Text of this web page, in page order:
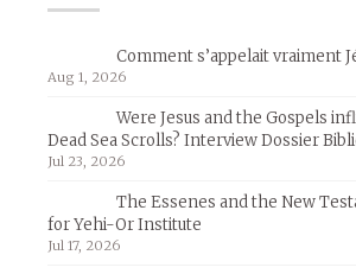
Comment s’appelait vraiment
Aug 1, 2026
Were Jesus and the Gospels
Dead Sea Scrolls? Interview Dossier
Jul 23, 2026
The Essenes and the New
for Yehi-Or Institute
Jul 17, 2026